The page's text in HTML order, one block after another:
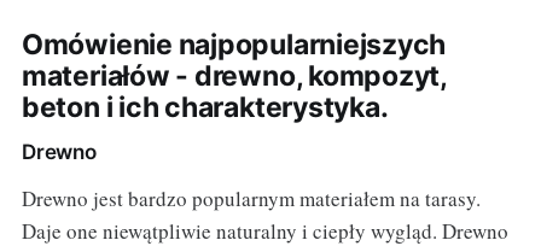
Omówienie najpopularniejszych
materiałów - drewno, kompozyt,
beton i ich charakterystyka.
Drewno
Drewno jest bardzo popularnym materiałem na tarasy.
Daje one niewątpliwie naturalny i ciepły wygląd. Drewno